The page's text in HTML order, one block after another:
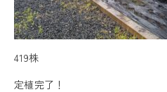
419株
定植完了！